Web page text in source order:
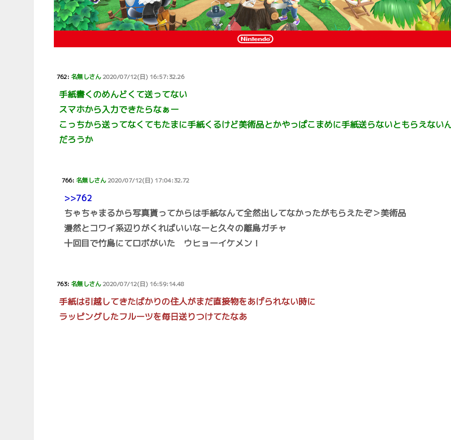
762:名無しさん2020/07/12(日) 16:57:32.26
手紙書くのめんどくて送ってない
スマホから入力できたらなぁー
こっちから送ってなくてもたまに手紙くるけど美術品とかやっぱこまめに手紙送らないともらえない
だろうか
766:名無しさん2020/07/12(日) 17:04:32.72
>>762
ちゃちゃまるから写真貰ってからは手紙なんて全然出してなかったがもらえたぞ＞美術品
漫然とコワイ系辺りがくればいいなーと久々の離島ガチャ
十回目で竹島にてロボがいた ウヒョーイケメン！
763:名無しさん2020/07/12(日) 16:59:14.48
手紙は引越してきたばかりの住人がまだ直接物をあげられない時に
ラッピングしたフルーツを毎日送りつけてたなあ